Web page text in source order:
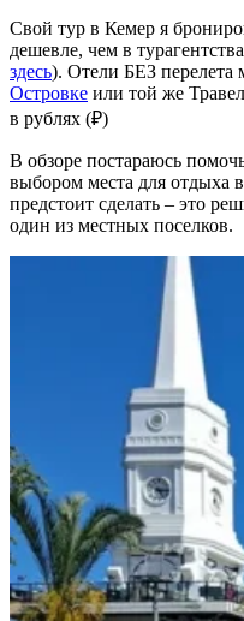
Свой тур в Кемер я
дешевле, чем в
здесь). Отели БЕЗ перелета
Островке или той же
в рублях (₽)
В обзоре постараюсь
выбором места для отдыха
предстоит сделать – это
один из местных поселков.